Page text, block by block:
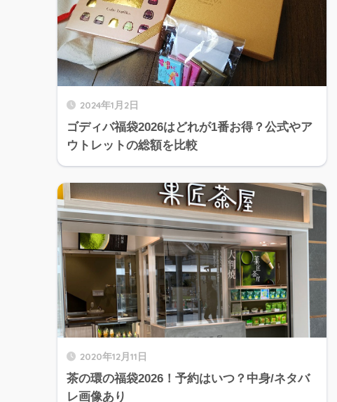
2024年1月2日
ゴディバ福袋2026はどれが1番お得？公式やア
ウトレットの総額を比較
2020年12月11日
茶の環の福袋2026！予約はいつ？中身/ネタバ
レ画像あり